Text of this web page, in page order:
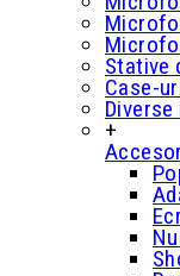
Stative
Case-
+